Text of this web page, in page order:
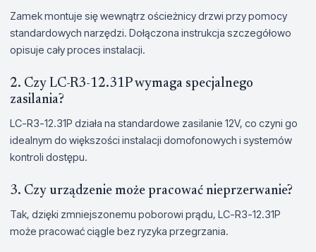
Zamek montuje się wewnątrz ościeżnicy drzwi przy pomocy
standardowych narzędzi. Dołączona instrukcja szczegółowo
opisuje cały proces instalacji.
2. Czy LC-R3-12.31P wymaga specjalnego
zasilania?
LC-R3-12.31P działa na standardowe zasilanie 12V, co czyni go
idealnym do większości instalacji domofonowych i systemów
kontroli dostępu.
3. Czy urządzenie może pracować nieprzerwanie?
Tak, dzięki zmniejszonemu poborowi prądu, LC-R3-12.31P
może pracować ciągle bez ryzyka przegrzania.